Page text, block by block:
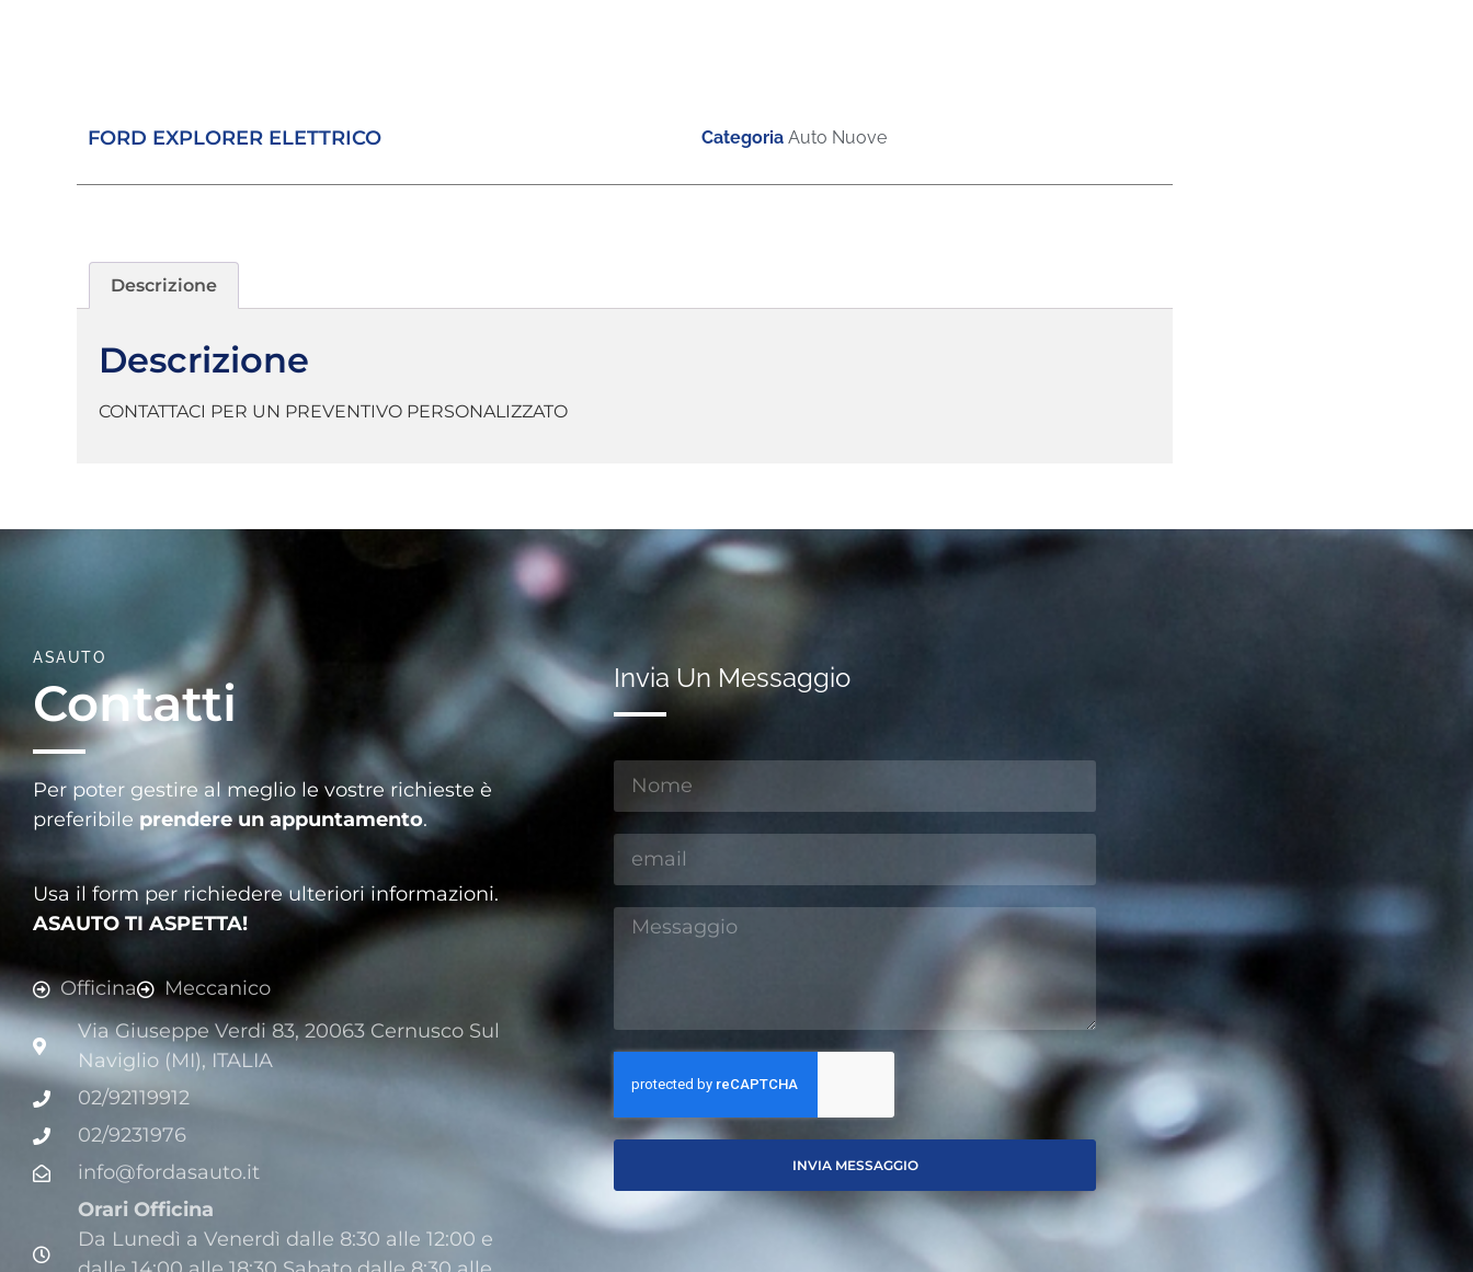
FORD EXPLORER ELETTRICO Categoria Auto Nuove
Descrizione
Descrizione
CONTATTACI PER UN PREVENTIVO PERSONALIZZATO
ASAUTO
Contatti
Per poter gestire al meglio le vostre richieste è
preferibile prendere un appuntamento.
Usa il form per richiedere ulteriori informazioni.
ASAUTO TI ASPETTA!
Officina
Meccanico
Via Giuseppe Verdi 83, 20063 Cernusco Sul
Naviglio (MI), ITALIA
02/92119912
02/9231976
info@fordasauto.it
Orari Officina
Da Lunedì a Venerdì dalle 8:30 alle 12:00 e
Invia Un Messaggio
INVIA MESSAGGIO